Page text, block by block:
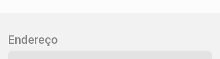
entre área gourmet, piscina e ambientes
Endereço